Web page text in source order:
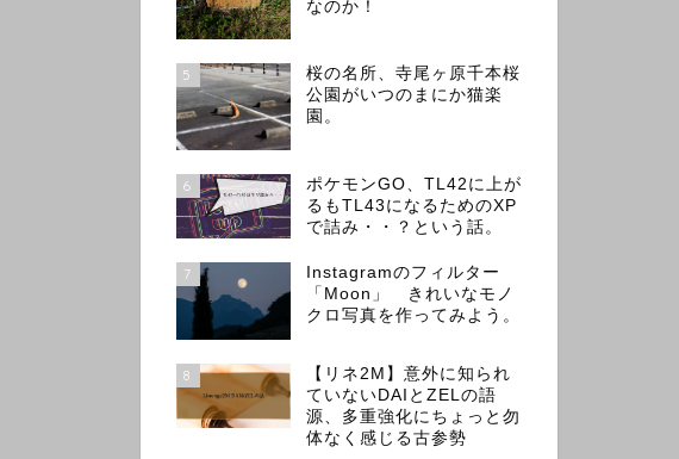
なのか！
5
桜の名所、寺尾ヶ原千本桜
公園がいつのまにか猫楽
園。
6
ポケモンGO、TL42に上が
るもTL43になるためのXP
で詰み・・？という話。
7
Instagramのフィルター
「Moon」 きれいなモノ
クロ写真を作ってみよう。
8
【リネ2M】意外に知られ
ていないDAIとZELの語
源、多重強化にちょっと勿
体なく感じる古参勢